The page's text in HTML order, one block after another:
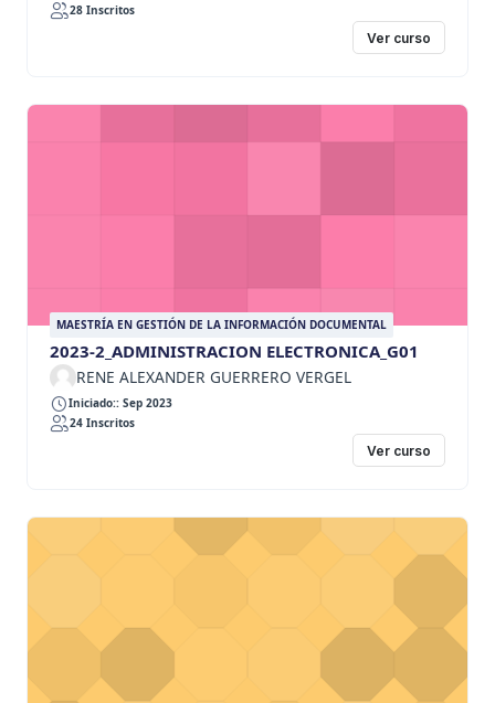
28 Inscritos
Ver curso
MAESTRÍA EN GESTIÓN DE LA INFORMACIÓN DOCUMENTAL
2023-2_ADMINISTRACION ELECTRONICA_G01
RENE ALEXANDER GUERRERO VERGEL
Iniciado:: Sep 2023
24 Inscritos
Ver curso